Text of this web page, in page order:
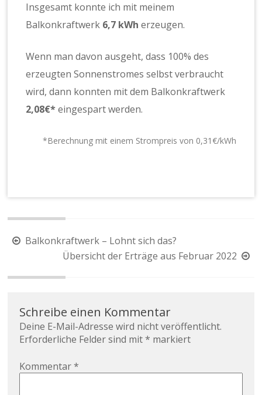
Insgesamt konnte ich mit meinem
Balkonkraftwerk 6,7 kWherzeugen.
Wenn man davon ausgeht, dass 100% des
erzeugten Sonnenstromes selbst verbraucht
wird, dann konnten mit dem Balkonkraftwerk
2,08€*eingespart werden.
*Berechnung mit einem Strompreis von 0,31€/kWh
Balkonkraftwerk – Lohnt sich das?
Übersicht der Erträge aus Februar 2022
Schreibe einen Kommentar
Deine E-Mail-Adresse wird nicht veröffentlicht.
Erforderliche Felder sind mit* markiert
Kommentar*